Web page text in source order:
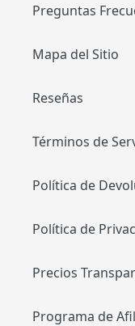
Preguntas
Mapa del Sitio
Reseñas
Términos de
Política de
Política de
Precios
Programa de